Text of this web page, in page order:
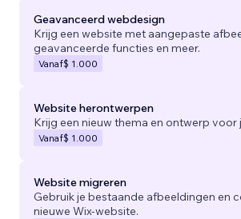
Geavanceerd webdesign
Krijg een website met aangepaste
geavanceerde functies en meer.
Vanaf$ 1.000
Website herontwerpen
Krijg een nieuw thema en ontwerp voor
Vanaf$ 1.000
Website migreren
Gebruik je bestaande afbeeldingen en
nieuwe Wix-website.